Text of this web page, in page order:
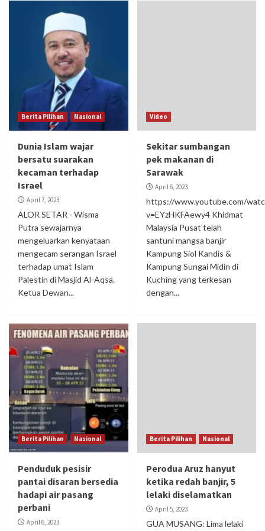
Berita Pilihan Nasional
Dunia Islam wajar
bersatu suarakan
kecaman terhadap
Israel
April 7, 2023
ALOR SETAR - Wisma
Putra sewajarnya
mengeluarkan kenyataan
mengecam serangan Israel
terhadap umat Islam
Palestin di Masjid Al-Aqsa.
Ketua Dewan...
Video
Sekitar sumbangan
pek makanan di
Sarawak
April 6, 2023
https://www.youtube.com/
v=EYzHKFAewy4 Khidmat
Malaysia Pusat telah
santuni mangsa banjir
Kampung Siol Kandis &
Kampung Sungai Midin di
Kuching yang terkesan
dengan...
Berita Pilihan Nasional
Penduduk pesisir
pantai disaran bersedia
hadapi air pasang
perbani
April 6, 2023
Berita Pilihan Nasional
Perodua Aruz hanyut
ketika redah banjir, 5
lelaki diselamatkan
April 5, 2023
GUA MUSANG: Lima lelaki